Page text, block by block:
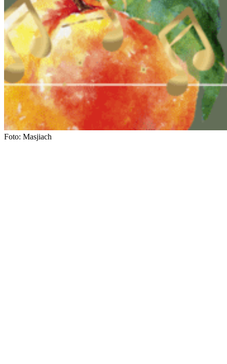
Foto: Masjiach